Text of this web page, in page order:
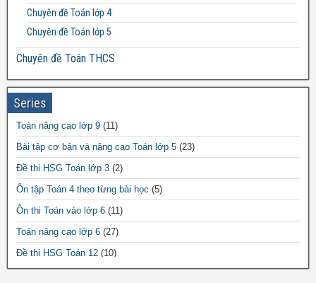
Chuyên đề Toán lớp 4
Chuyên đề Toán lớp 5
Chuyên đề Toán THCS
Bất đẳng thức THCS
Chuyên đề Toán lớp 6
Chuyên đề Toán lớp 7
Chuyên đề Toán lớp 8
Chuyên đề Toán lớp 9
Chuyên đề Toán THPT
Chuyên đề Toán lớp 10
Chuyên đề Toán lớp 11
Chuyên đề Toán lớp 12
Series
Toán nâng cao lớp 9 (11)
Bài tập cơ bản và nâng cao Toán lớp 5 (23)
Đề thi HSG Toán lớp 3 (2)
Ôn tập Toán 4 theo từng bài học (5)
Ôn thi Toán vào lớp 6 (11)
Toán nâng cao lớp 6 (27)
Đề thi HSG Toán 12 (10)